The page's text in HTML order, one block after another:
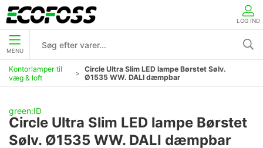
LOG IND
MENU
Kontorlamper til
væg & loft
Circle Ultra Slim LED lampe Børstet Sølv.
Ø1535 WW. DALI dæmpbar
green:ID
Circle Ultra Slim LED lampe Børstet
Sølv. Ø1535 WW. DALI dæmpbar